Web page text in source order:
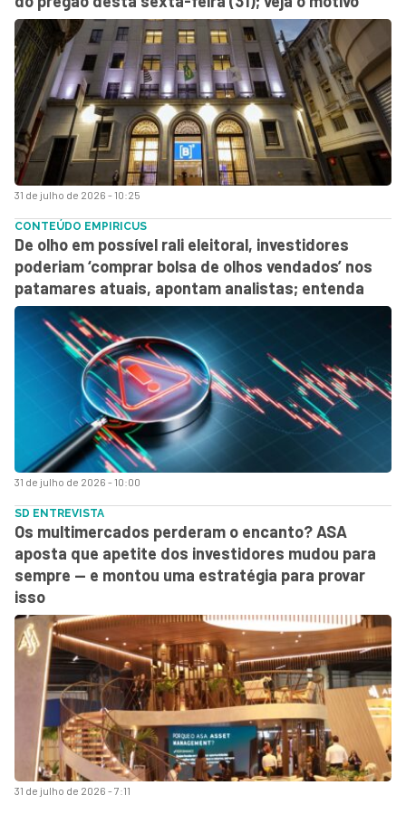
31 de julho de 2026 - 10:25
31 de julho de 2026 - 10:00
CONTEÚDO EMPIRICUS
De olho em possível rali eleitoral, investidores
poderiam ‘comprar bolsa de olhos vendados’ nos
patamares atuais, apontam analistas; entenda
31 de julho de 2026 - 7:11
SD ENTREVISTA
Os multimercados perderam o encanto? ASA
aposta que apetite dos investidores mudou para
sempre — e montou uma estratégia para provar
isso